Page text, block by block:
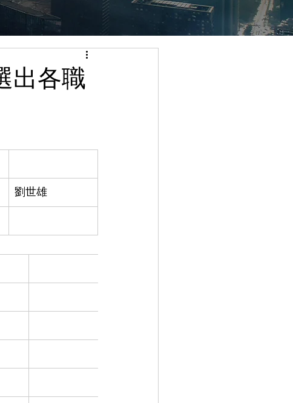
出各職
劉世雄